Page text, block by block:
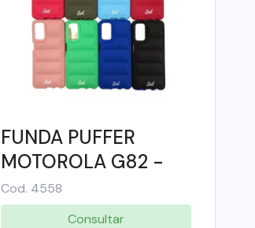
FUNDA PUFFER
MOTOROLA G82 -
SOUL
Cod. 4558
Consultar